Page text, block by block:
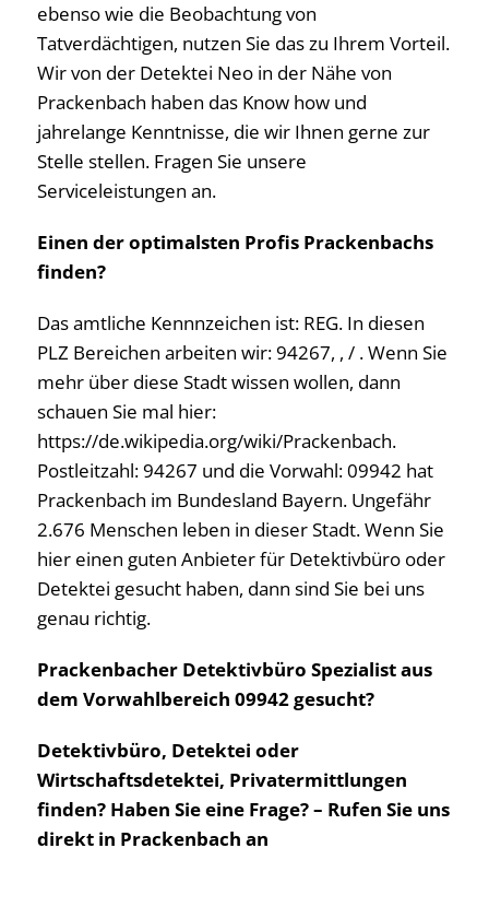
ebenso wie die Beobachtung von
Tatverdächtigen, nutzen Sie das zu Ihrem Vorteil.
Wir von der Detektei Neo in der Nähe von
Prackenbach haben das Know how und
jahrelange Kenntnisse, die wir Ihnen gerne zur
Stelle stellen. Fragen Sie unsere
Serviceleistungen an.
Einen der optimalsten Profis Prackenbachs
finden?
Das amtliche Kennnzeichen ist: REG. In diesen
PLZ Bereichen arbeiten wir: 94267, , / . Wenn Sie
mehr über diese Stadt wissen wollen, dann
schauen Sie mal hier:
https://de.wikipedia.org/wiki/Prackenbach.
Postleitzahl: 94267 und die Vorwahl: 09942 hat
Prackenbach im Bundesland Bayern. Ungefähr
2.676 Menschen leben in dieser Stadt. Wenn Sie
hier einen guten Anbieter für Detektivbüro oder
Detektei gesucht haben, dann sind Sie bei uns
genau richtig.
Prackenbacher Detektivbüro Spezialist aus
dem Vorwahlbereich 09942 gesucht?
Detektivbüro, Detektei oder
Wirtschaftsdetektei, Privatermittlungen
finden? Haben Sie eine Frage? – Rufen Sie uns
direkt in Prackenbach an